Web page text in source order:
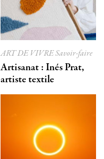
ART DE VIVRESavoir-faire
Artisanat : Inés Prat,
artiste textile